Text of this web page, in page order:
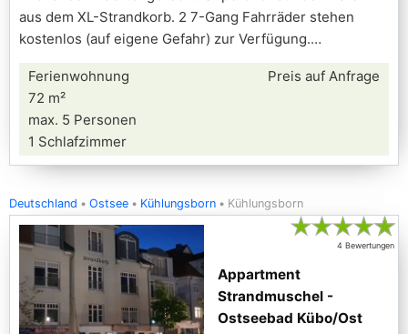
aus dem XL-Strandkorb. 2 7-Gang Fahrräder stehen
kostenlos (auf eigene Gefahr) zur Verfügung.
Ferienwohnung
72 m²
max. 5 Personen
1 Schlafzimmer
Preis auf Anfrage
Deutschland Ostsee Kühlungsborn Kühlungsborn
★★★★★
4 Bewertungen
Appartment
Strandmuschel -
Ostseebad Kübo/Ost